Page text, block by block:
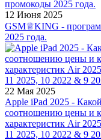
12 Июня 2025
GSM♕KING -
2025 года.
22 Мая 2025
Apple iPad 2025 -
соотношению цены и
характеристик Air
11 2025, 10 2022 & 9